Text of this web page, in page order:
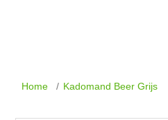
Home / Kadomand Beer Grijs